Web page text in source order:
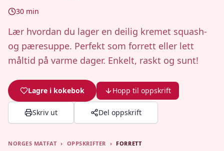
30 min
Lær hvordan du lager en deilig kremet squash-
og pæresuppe. Perfekt som forrett eller lett
måltid på varme dager. Enkelt, raskt og sunt!
Lagre i kokebok Hopp til oppskrift
Skriv ut Del oppskrift
NORGES MATFAT › OPPSKRIFTER › FORRETT